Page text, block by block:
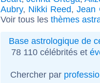
Aubry, Nikki Reed,Jean
Voir tous les thèmes
Base astrologique de
78 110 célébrités et
Chercher par